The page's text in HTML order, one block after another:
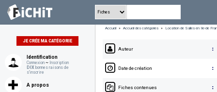
JE CRÉE MA CATÉGORIE
Identification
Connexion ~ Inscription
DIX bonnes raisons de
s'inscrire
A propos
Accueil » Accueil des catégories » Location de Salles en Ile-de
Auteur
Date de création :
Fiches contenues